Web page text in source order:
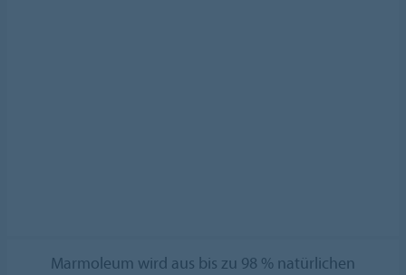
Marmoleum wird aus bis zu 98 % natürlichen